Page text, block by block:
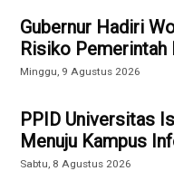
Gubernur Hadiri
Risiko
Minggu, 9 Agustus 2026
PPID Universitas
Menuju Kampus
Sabtu, 8 Agustus 2026